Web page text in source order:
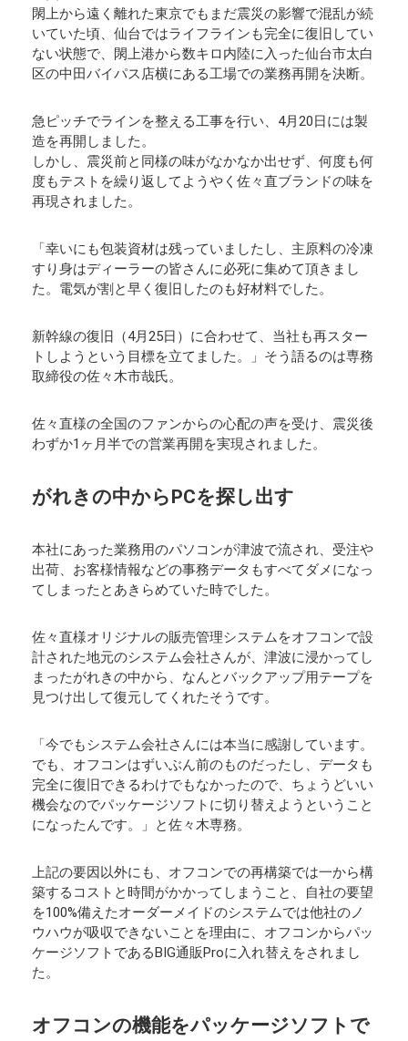
閖上から遠く離れた東京でもまだ震災の影響で混乱が続
いていた頃、仙台ではライフラインも完全に復旧してい
ない状態で、閖上港から数キロ内陸に入った仙台市太白
区の中田バイパス店横にある工場での業務再開を決断。
急ピッチでラインを整える工事を行い、4月20日には製
造を再開しました。
しかし、震災前と同様の味がなかなか出せず、何度も何
度もテストを繰り返してようやく佐々直ブランドの味を
再現されました。
「幸いにも包装資材は残っていましたし、主原料の冷凍
すり身はディーラーの皆さんに必死に集めて頂きまし
た。電気が割と早く復旧したのも好材料でした。
新幹線の復旧（4月25日）に合わせて、当社も再スター
トしようという目標を立てました。」そう語るのは専務
取締役の佐々木市哉氏。
佐々直様の全国のファンからの心配の声を受け、震災後
わずか1ヶ月半での営業再開を実現されました。
がれきの中からPCを探し出す
本社にあった業務用のパソコンが津波で流され、受注や
出荷、お客様情報などの事務データもすべてダメになっ
てしまったとあきらめていた時でした。
佐々直様オリジナルの販売管理システムをオフコンで設
計された地元のシステム会社さんが、津波に浸かってし
まったがれきの中から、なんとバックアップ用テープを
見つけ出して復元してくれたそうです。
「今でもシステム会社さんには本当に感謝しています。
でも、オフコンはずいぶん前のものだったし、データも
完全に復旧できるわけでもなかったので、ちょうどいい
機会なのでパッケージソフトに切り替えようということ
になったんです。」と佐々木専務。
上記の要因以外にも、オフコンでの再構築では一から構
築するコストと時間がかかってしまうこと、自社の要望
を100%備えたオーダーメイドのシステムでは他社のノ
ウハウが吸収できないことを理由に、オフコンからパッ
ケージソフトであるBIG通販Proに入れ替えをされまし
た。
オフコンの機能をパッケージソフトで